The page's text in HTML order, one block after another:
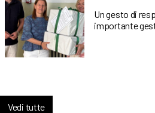
Un gesto di
importante
Vedi tutte